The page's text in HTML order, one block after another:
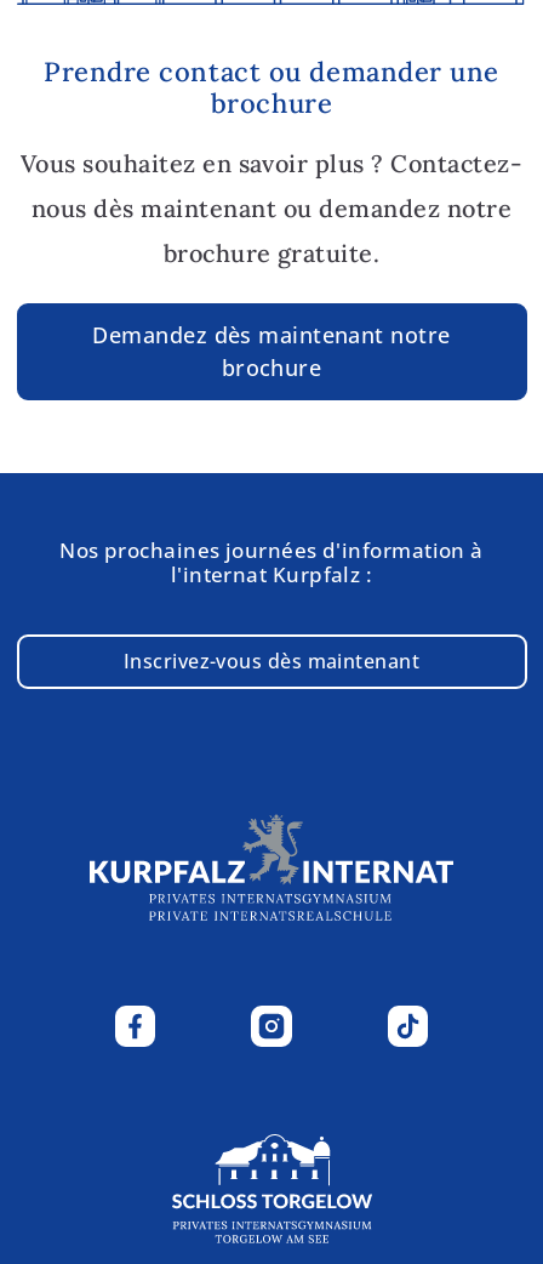
Prendre contact ou demander une
brochure
Vous souhaitez en savoir plus ? Contactez-
nous dès maintenant ou demandez notre
brochure gratuite.
Demandez dès maintenant notre
brochure
Nos prochaines journées d'information à
l'internat Kurpfalz :
Inscrivez-vous dès maintenant